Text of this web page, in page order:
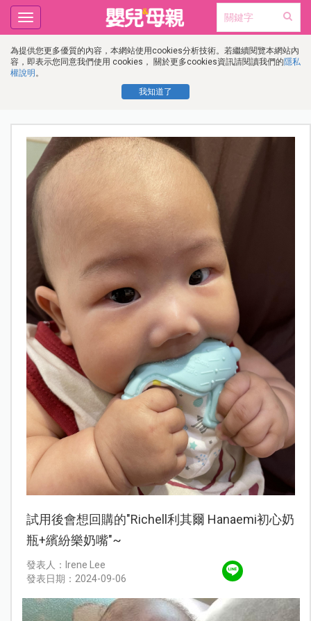
為提供您更多優質的內容，本網站使用cookies分析技術。若繼續閱覽本網站內
容，即表示您同意我們使用 cookies， 關於更多cookies資訊請閱讀我們的隱私
權說明 。
我知道了
Toggle
navigation
試用後會想回購的"Richell利其爾 Hanaemi初心奶
瓶+繽紛樂奶嘴"~
發表人：Irene Lee
發表日期：2024-09-06